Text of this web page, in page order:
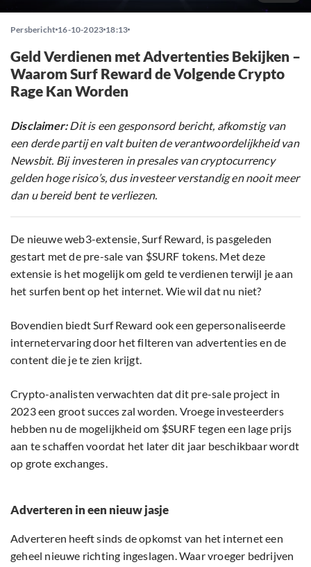
Persbericht 16-10-2023 18:13
Geld Verdienen met Advertenties Bekijken –
Waarom Surf Reward de Volgende Crypto
Rage Kan Worden
Disclaimer:Dit is een gesponsord bericht, afkomstig van
een derde partij en valt buiten de verantwoordelijkheid van
Newsbit. Bij investeren in presales van cryptocurrency
gelden hoge risico’s, dus investeer verstandig en nooit meer
dan u bereid bent te verliezen.
De nieuwe web3-extensie, Surf Reward, is pasgeleden
gestart met de pre-sale van $SURF tokens. Met deze
extensie is het mogelijk om geld te verdienen terwijl je aan
het surfen bent op het internet. Wie wil dat nu niet?
Bovendien biedt Surf Reward ook een gepersonaliseerde
internetervaring door het filteren van advertenties en de
content die je te zien krijgt.
Crypto-analisten verwachten dat dit pre-sale project in
2023 een groot succes zal worden. Vroege investeerders
hebben nu de mogelijkheid om $SURF tegen een lage prijs
aan te schaffen voordat het later dit jaar beschikbaar wordt
op grote exchanges.
Adverteren in een nieuw jasje
Adverteren heeft sinds de opkomst van het internet een
geheel nieuwe richting ingeslagen. Waar vroeger bedrijven